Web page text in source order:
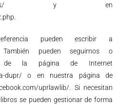
y en
pueden escribir a
También pueden seguirnos o
de la página de Internet
dupr/ o en nuestra página de
uprlawlib/ . Si necesitan
se pueden gestionar de forma